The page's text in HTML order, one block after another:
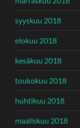
syyskuu 2018
elokuu 2018
kesäkuu 2018
toukokuu 2018
huhtikuu 2018
maaliskuu 2018